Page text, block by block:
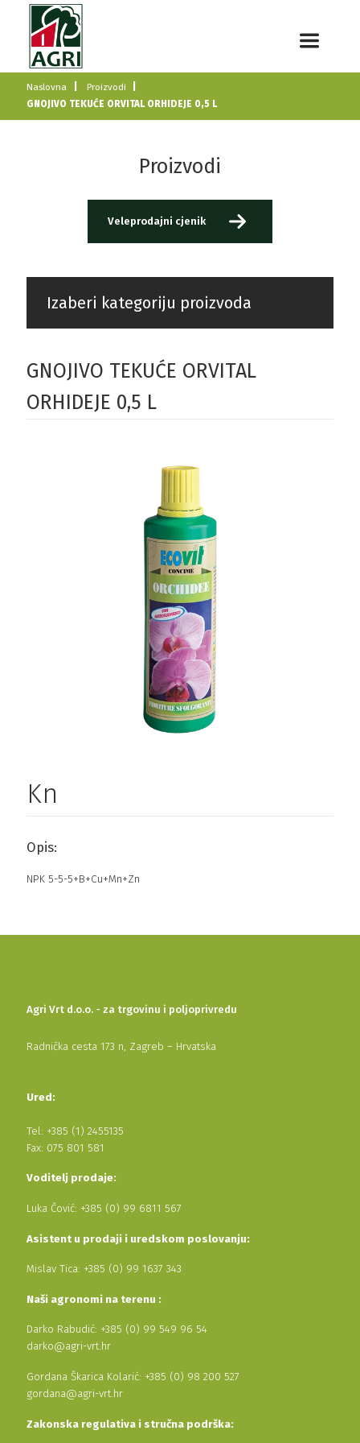
Naslovna
Proizvodi
GNOJIVO TEKUĆE ORVITAL ORHIDEJE 0,5 L
Proizvodi
Veleprodajni cjenik
Izaberi kategoriju proizvoda
GNOJIVO TEKUĆE ORVITAL
ORHIDEJE 0,5 L
Kn
Opis:
NPK 5-5-5+B+Cu+Mn+Zn
Agri Vrt d.o.o. - za trgovinu i poljoprivredu
Radnička cesta 173 n, Zagreb – Hrvatska
Ured:
Tel: +385 (1) 2455135
Fax: 075 801 581
Voditelj prodaje:
Luka Čović: +385 (0) 99 6811 567
Asistent u prodaji i uredskom poslovanju:
Mislav Tica: +385 (0) 99 1637 343
Naši agronomi na terenu :
Darko Rabudić: +385 (0) 99 549 96 54
darko@agri-vrt.hr
Gordana Škarica Kolarić: +385 (0) 98 200 527
gordana@agri-vrt.hr
Zakonska regulativa i stručna podrška: